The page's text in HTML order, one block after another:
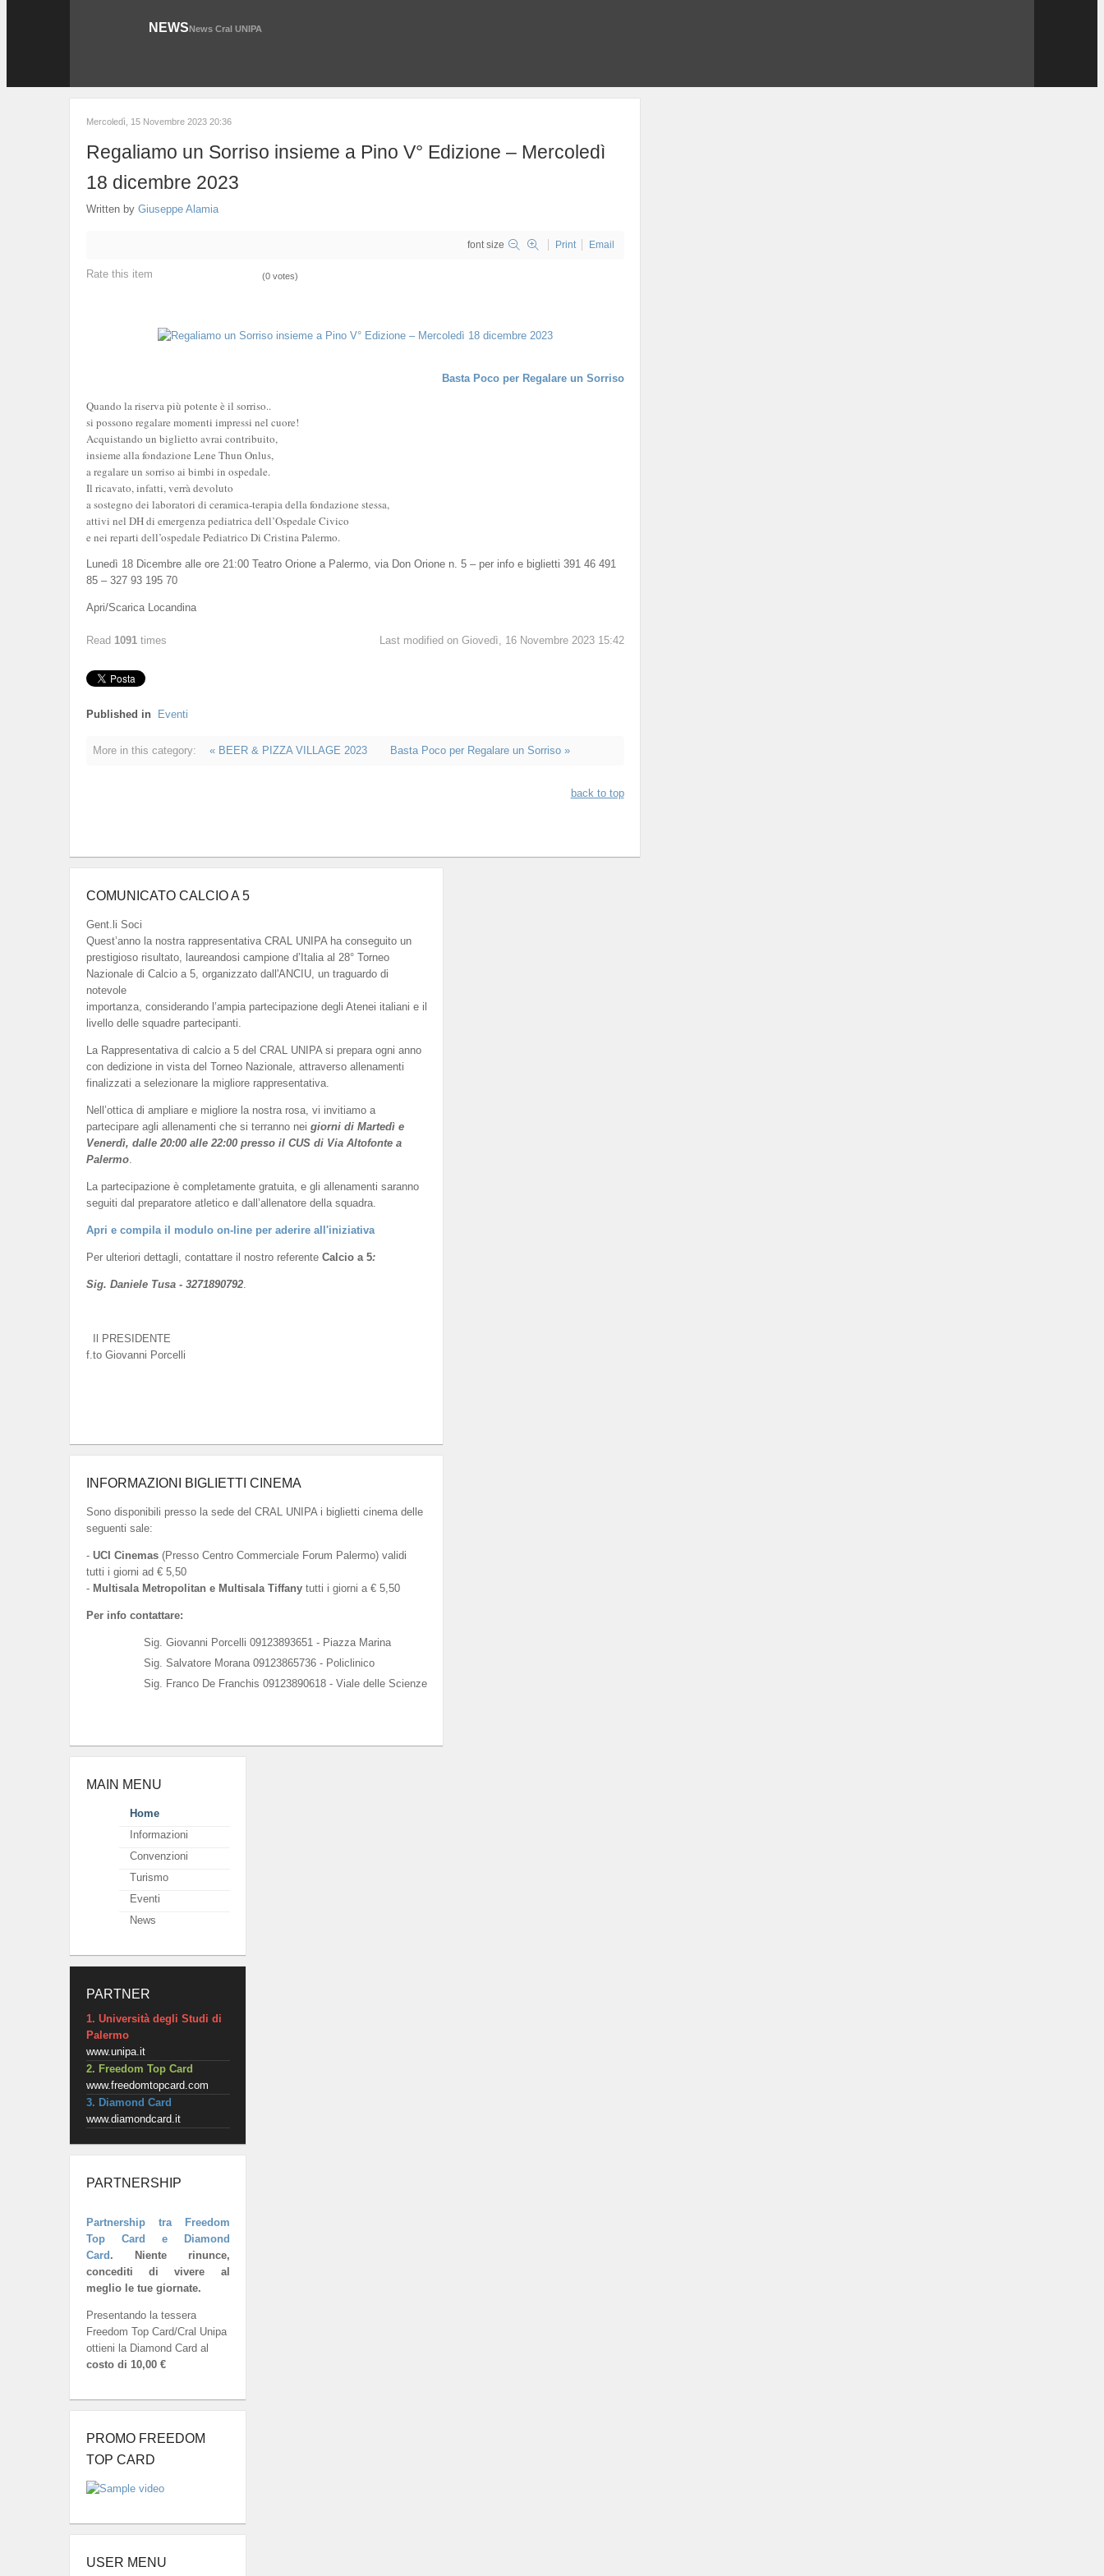
NEWSNews Cral UNIPA
Mercoledì, 15 Novembre 2023 20:36
Regaliamo un Sorriso insieme a Pino V° Edizione – Mercoledì
18 dicembre 2023
Written by Giuseppe Alamia
font size Print Email
Rate this item (0 votes)
Basta Poco per Regalare un Sorriso
Quando la riserva più potente è il sorriso..
si possono regalare momenti impressi nel cuore!
Acquistando un biglietto avrai contribuito,
insieme alla fondazione Lene Thun Onlus,
a regalare un sorriso ai bimbi in ospedale.
Il ricavato, infatti, verrà devoluto
a sostegno dei laboratori di ceramica-terapia della fondazione stessa,
attivi nel DH di emergenza pediatrica dell’Ospedale Civico
e nei reparti dell’ospedale Pediatrico Di Cristina Palermo.
Lunedì 18 Dicembre alle ore 21:00 Teatro Orione a Palermo, via Don Orione n. 5 – per info e biglietti 391 46 491
85 – 327 93 195 70
Apri/Scarica Locandina
Read 1091times Last modified on Giovedì, 16 Novembre 2023 15:42
Published in Eventi
More in this category: « BEER & PIZZA VILLAGE 2023 Basta Poco per Regalare un Sorriso »
back to top
COMUNICATO CALCIO A 5
Gent.li Soci
Quest’anno la nostra rappresentativa CRAL UNIPA ha conseguito un
prestigioso risultato, laureandosi campione d’Italia al 28° Torneo
Nazionale di Calcio a 5, organizzato dall'ANCIU, un traguardo di
notevole
importanza, considerando l’ampia partecipazione degli Atenei italiani e il
livello delle squadre partecipanti.
La Rappresentativa di calcio a 5 del CRAL UNIPA si prepara ogni anno
con dedizione in vista del Torneo Nazionale, attraverso allenamenti
finalizzati a selezionare la migliore rappresentativa.
Nell’ottica di ampliare e migliore la nostra rosa, vi invitiamo a
partecipare agli allenamenti che si terranno nei giorni di Martedì e
Venerdì, dalle 20:00 alle 22:00 presso il CUS di Via Altofonte a
Palermo.
La partecipazione è completamente gratuita, e gli allenamenti saranno
seguiti dal preparatore atletico e dall’allenatore della squadra.
Apri e compila il modulo on-line per aderire all'iniziativa
Per ulteriori dettagli, contattare il nostro referente Calcio a 5:
Sig. Daniele Tusa - 3271890792.
Il PRESIDENTE
f.to Giovanni Porcelli
INFORMAZIONI BIGLIETTI CINEMA
Sono disponibili presso la sede del CRAL UNIPA i biglietti cinema delle
seguenti sale:
- UCI Cinemas(Presso Centro Commerciale Forum Palermo) validi
tutti i giorni ad € 5,50
- Multisala Metropolitan e Multisala Tiffanytutti i giorni a € 5,50
Per info contattare:
Sig. Giovanni Porcelli 09123893651 - Piazza Marina
Sig. Salvatore Morana 09123865736 - Policlinico
Sig. Franco De Franchis 09123890618 - Viale delle Scienze
MAIN MENU
Home
Informazioni
Convenzioni
Turismo
Eventi
News
PARTNER
1. Università degli Studi di
Palermo
www.unipa.it
2. Freedom Top Card
www.freedomtopcard.com
3. Diamond Card
www.diamondcard.it
PARTNERSHIP
Partnership tra Freedom
Top Card e Diamond
Card. Niente rinunce,
concediti di vivere al
meglio le tue giornate.
Presentando la tessera
Freedom Top Card/Cral Unipa
ottieni la Diamond Card al
costo di 10,00 €
PROMO FREEDOM
TOP CARD
USER MENU